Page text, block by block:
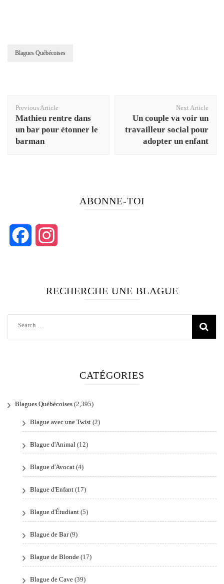
Blagues Québécoises
Navigation
Previous Article
Mathieu rentre dans
un bar pour étonner le
barman
Next Article
Un couple va voir un
travailleur social pour
adopter un enfant
ABONNE-TOI
Facebook
RECHERCHE UNE BLAGUE
Search
CATÉGORIES
Blagues Québécoises (2,395)
Blague avec une Twist (2)
Blague d'Animal (12)
Blague d'Avocat (4)
Blague d'Enfant (17)
Blague d'Étudiant (5)
Blague de Bar(9)
Blague de Blonde (17)
Blague de Cave (39)